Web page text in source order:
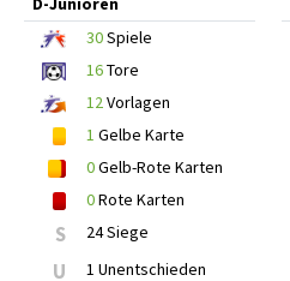
30Spiele
16Tore
12Vorlagen
1 Gelbe Karte
0Gelb-Rote Karten
0Rote Karten
S 24 Siege
U 1 Unentschieden